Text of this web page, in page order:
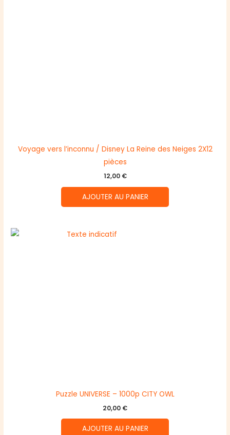
Voyage vers l’inconnu / Disney La Reine des Neiges 2X12
pièces
12,00 €
AJOUTER AU PANIER
Puzzle UNIVERSE – 1000p CITY OWL
20,00 €
AJOUTER AU PANIER